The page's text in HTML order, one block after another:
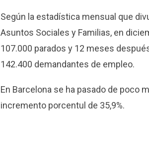
Según la estadística mensual que
Asuntos Sociales y Familias, en
107.000 parados y 12 meses
142.400 demandantes de empleo.
En Barcelona se ha pasado de poco
incremento porcentul de 35,9%.